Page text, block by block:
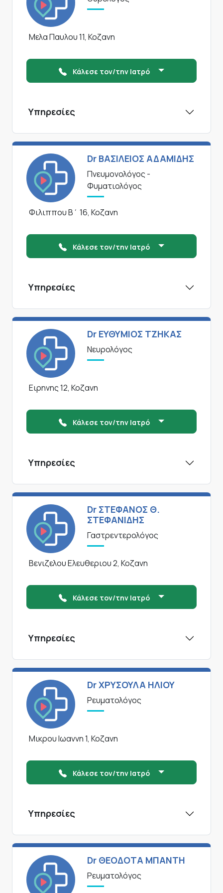
Μελα Παυλου 11, Κοζανη
Κάλεσε τον/την Ιατρό
Υπηρεσίες
Dr ΒΑΣΙΛΕΙΟΣ ΑΔΑΜΙΔΗΣ
Πνευμονολόγος -
Φυματιολόγος
Φιλιππου Β΄ 16, Κοζανη
Κάλεσε τον/την Ιατρό
Υπηρεσίες
Dr ΕΥΘΥΜΙΟΣ ΤΖΗΚΑΣ
Νευρολόγος
Ειρηνης 12, Κοζανη
Κάλεσε τον/την Ιατρό
Υπηρεσίες
Dr ΣΤΕΦΑΝΟΣ Θ.
ΣΤΕΦΑΝΙΔΗΣ
Γαστρεντερολόγος
Βενιζελου Ελευθεριου 2, Κοζανη
Κάλεσε τον/την Ιατρό
Υπηρεσίες
Dr ΧΡΥΣΟΥΛΑ ΗΛΙΟΥ
Ρευματολόγος
Μικρου Ιωαννη 1, Κοζανη
Κάλεσε τον/την Ιατρό
Υπηρεσίες
Dr ΘΕΟΔΟΤΑ ΜΠΑΝΤΗ
Ρευματολόγος